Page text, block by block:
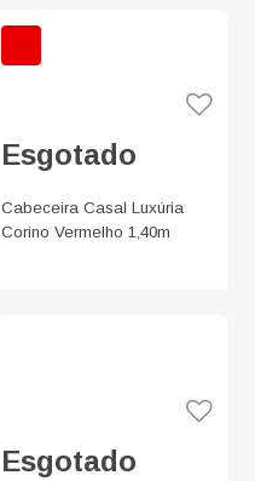
Esgotado
Cabeceira Casal Luxúria
Corino Vermelho 1,40m
Esgotado